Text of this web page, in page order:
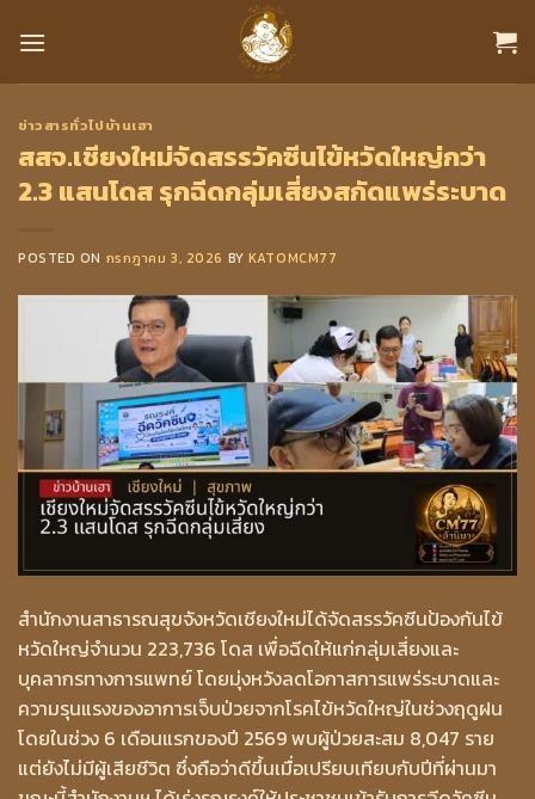
ข่าวสารทั่วไปบ้านเฮา
สสจ.เชียงใหม่จัดสรรวัคซีนไข้หวัดใหญ่กว่า
2.3 แสนโดส รุกฉีดกลุ่มเสี่ยงสกัดแพร่ระบาด
POSTED ON กรกฎาคม 3, 2026 BY KATOMCM77
สำนักงานสาธารณสุขจังหวัดเชียงใหม่ได้จัดสรรวัคซีนป้องกันไข้
หวัดใหญ่จำนวน 223,736 โดส เพื่อฉีดให้แก่กลุ่มเสี่ยงและ
บุคลากรทางการแพทย์ โดยมุ่งหวังลดโอกาสการแพร่ระบาดและ
ความรุนแรงของอาการเจ็บป่วยจากโรคไข้หวัดใหญ่ในช่วงฤดูฝน
โดยในช่วง 6 เดือนแรกของปี 2569 พบผู้ป่วยสะสม 8,047 ราย
แต่ยังไม่มีผู้เสียชีวิต ซึ่งถือว่าดีขึ้นเมื่อเปรียบเทียบกับปีที่ผ่านมา